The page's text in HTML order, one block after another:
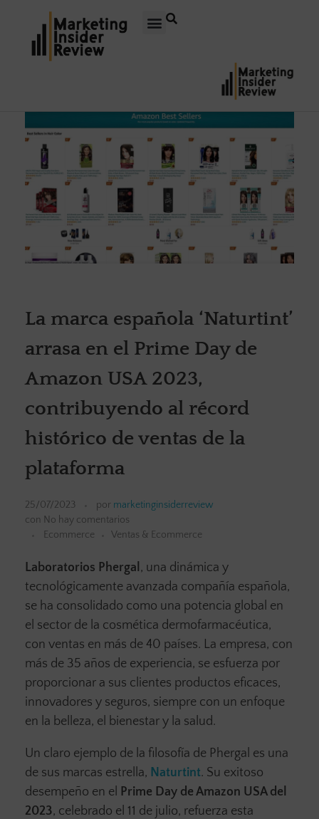
La marca española ‘Naturtint’
arrasa en el Prime Day de
Amazon USA 2023,
contribuyendo al récord
histórico de ventas de la
plataforma
25/07/2023 por marketinginsiderreview
con No hay comentarios
Ecommerce
Ventas & Ecommerce
Laboratorios Phergal, una dinámica y
tecnológicamente avanzada compañía española,
se ha consolidado como una potencia global en
el sector de la cosmética dermofarmacéutica,
con ventas en más de 40 países. La empresa, con
más de 35 años de experiencia, se esfuerza por
proporcionar a sus clientes productos eficaces,
innovadores y seguros, siempre con un enfoque
en la belleza, el bienestar y la salud.
Un claro ejemplo de la filosofía de Phergal es una
de sus marcas estrella, Naturtint. Su exitoso
desempeño en el Prime Day de Amazon USA del
2023, celebrado el 11 de julio, refuerza esta